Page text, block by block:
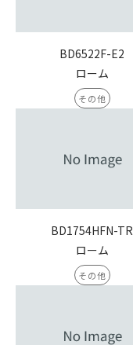
BD6522F-E2
ローム
その他
BD1754HFN-TR
ローム
その他